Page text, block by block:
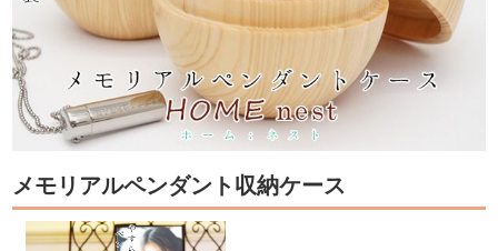
メモリアルペンダント収納ケース